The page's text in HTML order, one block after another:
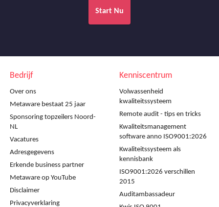
Start Nu
Bedrijf
Over ons
Metaware bestaat 25 jaar
Sponsoring topzeilers Noord-
NL
Vacatures
Adresgegevens
Erkende business partner
Metaware op YouTube
Disclaimer
Privacyverklaring
Kenniscentrum
Volwassenheid
kwaliteitssysteem
Remote audit - tips en tricks
Kwaliteitsmanagement
software anno ISO9001:2026
Kwaliteitssysteem als
kennisbank
ISO9001:2026 verschillen
2015
Auditambassadeur